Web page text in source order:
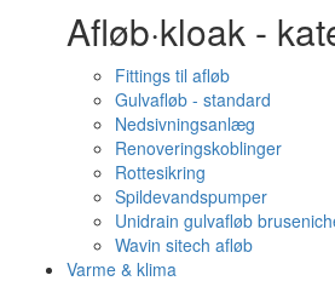
Afløb·kloak -
Fittings til afløb
Gulvafløb - standard
Nedsivningsanlæg
Renoveringskoblinger
Rottesikring
Spildevandspumper
Unidrain gulvafløb
Wavin sitech afløb
Varme & klima